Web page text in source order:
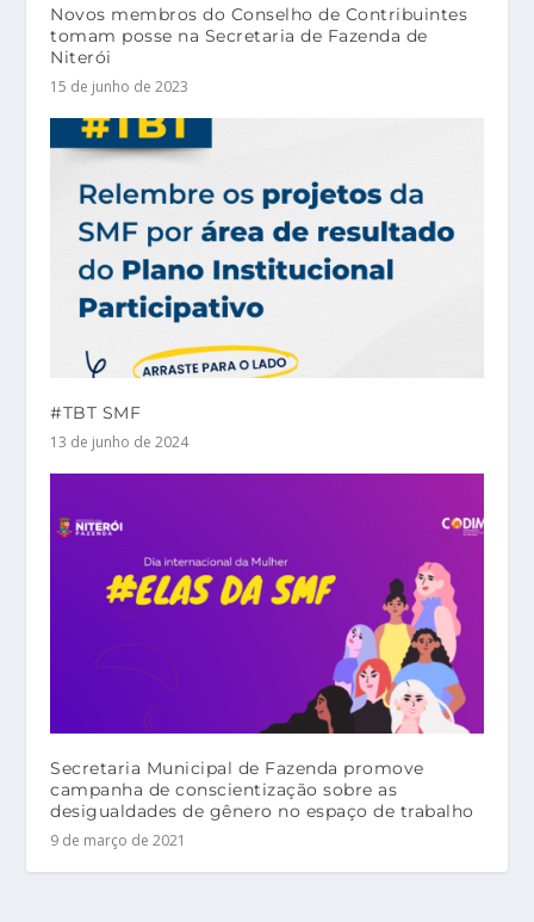
Novos membros do Conselho de Contribuintes
tomam posse na Secretaria de Fazenda de
Niterói
15 de junho de 2023
#TBT SMF
13 de junho de 2024
Secretaria Municipal de Fazenda promove
campanha de conscientização sobre as
desigualdades de gênero no espaço de trabalho
9 de março de 2021